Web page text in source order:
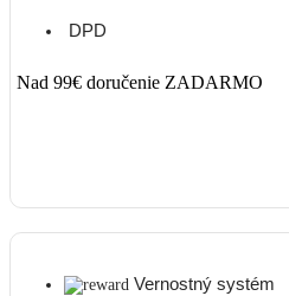
DPD
Nad 99€ doručenie ZADARMO
Vernostný systém